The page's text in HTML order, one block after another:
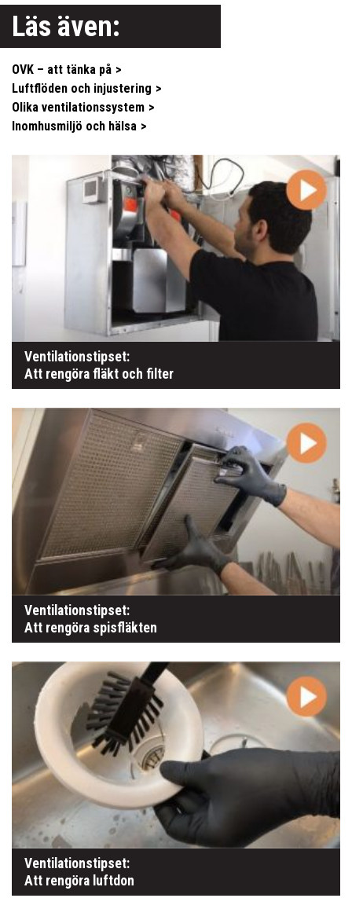
Läs även:
OVK – att tänka på
Luftflöden och injustering
Olika ventilationssystem
Inomhusmiljö och hälsa
Ventilationstipset:
Att rengöra fläkt och filter
Ventilationstipset:
Att rengöra spisfläkten
Ventilationstipset:
Att rengöra luftdon